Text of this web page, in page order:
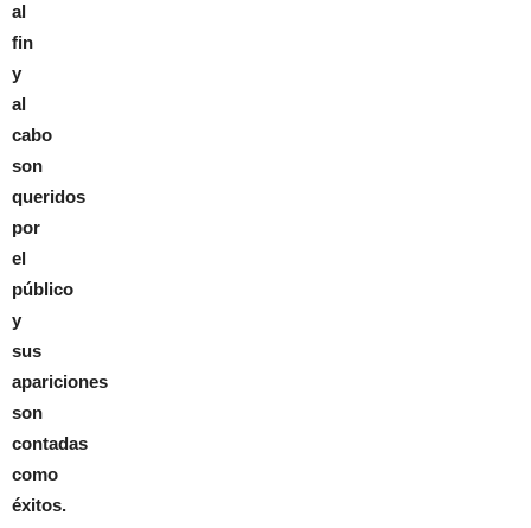
al
fin
y
al
cabo
son
queridos
por
el
público
y
sus
apariciones
son
contadas
como
éxitos.